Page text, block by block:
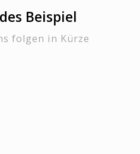
Beispiel
folgen in Kürze